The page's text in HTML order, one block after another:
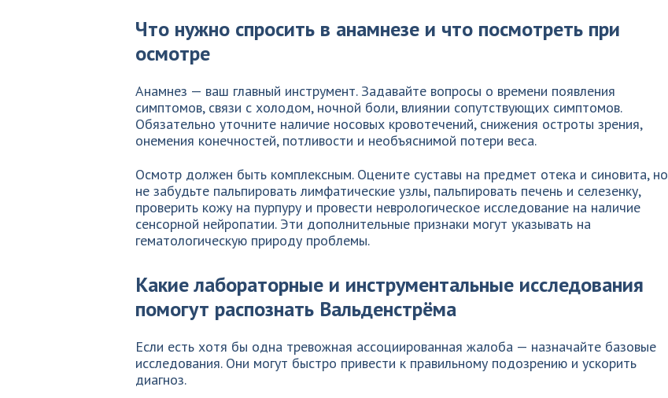
Что нужно спросить в анамнезе и что посмотреть при
осмотре
Анамнез — ваш главный инструмент. Задавайте вопросы о времени появления
симптомов, связи с холодом, ночной боли, влиянии сопутствующих симптомов.
Обязательно уточните наличие носовых кровотечений, снижения остроты зрения,
онемения конечностей, потливости и необъяснимой потери веса.
Осмотр должен быть комплексным. Оцените суставы на предмет отека и синовита, но
не забудьте пальпировать лимфатические узлы, пальпировать печень и селезенку,
проверить кожу на пурпуру и провести неврологическое исследование на наличие
сенсорной нейропатии. Эти дополнительные признаки могут указывать на
гематологическую природу проблемы.
Какие лабораторные и инструментальные исследования
помогут распознать Вальденстрёма
Если есть хотя бы одна тревожная ассоциированная жалоба — назначайте базовые
исследования. Они могут быстро привести к правильному подозрению и ускорить
диагноз.